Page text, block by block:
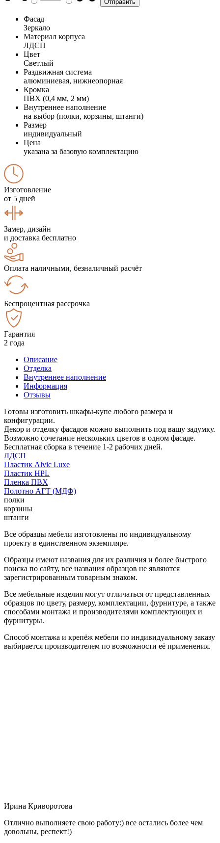
Фасад
Зеркало
Материал корпуса
ЛДСП
Цвет
Светлый
Раздвижная система
алюминиевая, нижнеопорная
Кромка
ПВХ (0,4 мм, 2 мм)
Внутреннее наполнение
на выбор (полки, корзины, штанги)
Размер
индивидуальный
Цена
указана за базовую комплектацию
Изготовление
от 5 дней
Замер, дизайн
и доставка бесплатно
Оплата наличными, безналичный расчёт
Беспроцентная рассрочка
Гарантия
2 года
Описание
Отделка
Внутреннее наполнение
Информация
Отзывы
Готовы изготовить шкафы-купе любого размера и
конфигурации.
Декор и отделку фасадов можно выполнить под вашу задумку.
Возможно сочетание нескольких цветов в одном фасаде.
Бесплатная сборка в течение 1-2 рабочих дней.
ЛДСП
Пластик Alvic Luxe
Пластик HPL
Пленка ПВХ
Полотно АГТ (МДФ)
полки
корзины
штанги
Все образцы мебели изготовлены по индивидуальному
проекту в единственном экземпляре.
Образцы имеют названия для их различия и более быстрого
поиска по сайту, все названия образцов не являются
зарегистрированным товарным знаком.
Все мебельные изделия могут отличаться от представленных
образцов по цвету, размеру, комплектации, фурнитуре, а также
способами монтажа и производителями комплектующих и
фурнитуры.
Способ монтажа и крепёж мебели по индивидуальному заказу
выбирается производителем по возможности её применения.
Ирина Криворотова
Отлично выполняете свою работу:) все остались более чем
довольны, респект!)